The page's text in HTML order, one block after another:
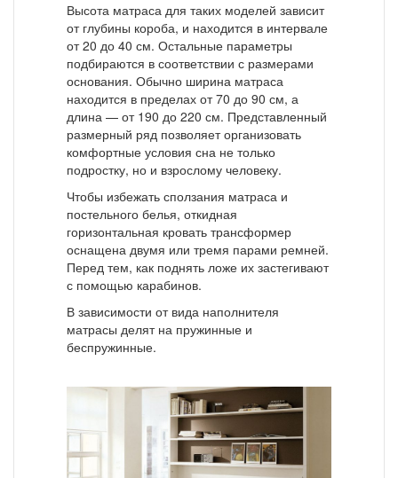
Высота матраса для таких моделей зависит
от глубины короба, и находится в интервале
от 20 до 40 см. Остальные параметры
подбираются в соответствии с размерами
основания. Обычно ширина матраса
находится в пределах от 70 до 90 см, а
длина — от 190 до 220 см. Представленный
размерный ряд позволяет организовать
комфортные условия сна не только
подростку, но и взрослому человеку.
Чтобы избежать сползания матраса и
постельного белья, откидная
горизонтальная кровать трансформер
оснащена двумя или тремя парами ремней.
Перед тем, как поднять ложе их застегивают
с помощью карабинов.
В зависимости от вида наполнителя
матрасы делят на пружинные и
беспружинные.